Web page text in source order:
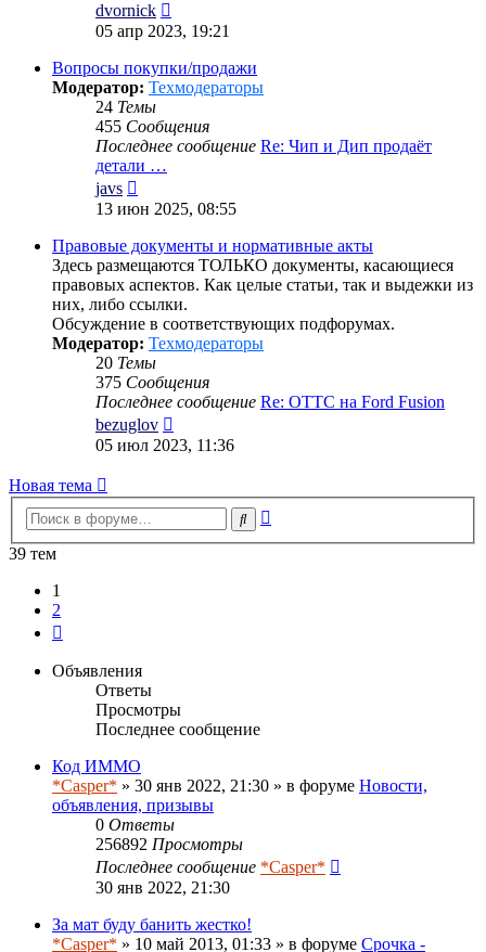
dvornick
к
последнему
сообщению
05 апр 2023, 19:21
Вопросы покупки/продажи
Модератор: Техмодераторы
24 Темы
455 Сообщения
Последнее сообщение Re: Чип и Дип продаёт
детали …
javs
к
последнему
сообщению
13 июн 2025, 08:55
Правовые документы и нормативные акты
Здесь размещаются ТОЛЬКО документы, касающиеся
правовых аспектов. Как целые статьи, так и выдежки из
них, либо ссылки.
Обсуждение в соответствующих подфорумах.
Модератор: Техмодераторы
20 Темы
375 Сообщения
Последнее сообщение Re: ОТТС на Ford Fusion
bezuglov
к
последнему
05 июл 2023, 11:36
Новая тема
Поиск
39 тем
1
2
Объявления
Ответы
Просмотры
Последнее сообщение
Код ИММО
*Casper* » 30 янв 2022, 21:30 » в форуме Новости,
объявления, призывы
0 Ответы
256892 Просмотры
Последнее сообщение *Casper*
30 янв 2022, 21:30
За мат буду банить жестко!
*Casper* » 10 май 2013, 01:33 » в форуме Срочка -